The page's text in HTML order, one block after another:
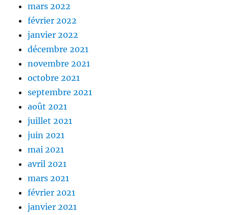
mars 2022
février 2022
janvier 2022
décembre 2021
novembre 2021
octobre 2021
septembre 2021
août 2021
juillet 2021
juin 2021
mai 2021
avril 2021
mars 2021
février 2021
janvier 2021